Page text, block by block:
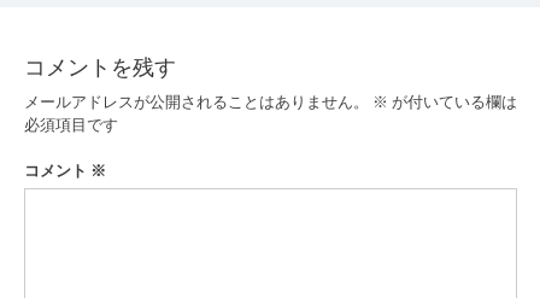
ビ
ゲ
ー
シ
コメントを残す
メールアドレスが公開されることはありません。 ※ が付いている欄は
必須項目です
コメント ※